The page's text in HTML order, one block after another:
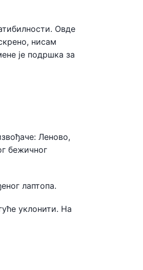
Овде
нисам
је подршка за
Леново,
бежичног
лаптопа.
уклонити. На